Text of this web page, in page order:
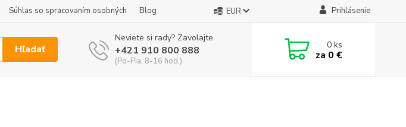
Súhlas so spracovaním osobných Blog EUR Prihlásenie
Hľadať
Neviete si rady? Zavolajte.
+421 910 800 888
(Po-Pia, 8-16 hod.)
0ks
za 0 €